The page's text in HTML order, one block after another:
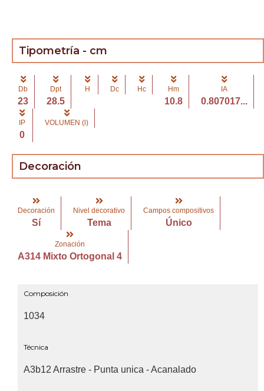
Tipometría - cm
Db
23
Dpt
28.5
H Dc Hc Hm
10.8
IA
0.807017...
IP
0
VOLUMEN (l)
Decoración
Decoración
Sí
Nivel decorativo
Tema
Campos compositivos
Único
Zonación
A314 Mixto Ortogonal 4
Composición
1034
Técnica
A3b12 Arrastre - Punta unica - Acanalado